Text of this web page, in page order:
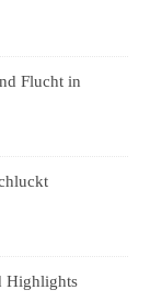
Flucht in
Highlights